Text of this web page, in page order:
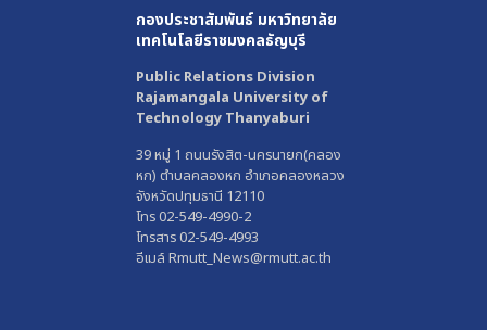
กองประชาสัมพันธ์ มหาวิทยาลัย
เทคโนโลยีราชมงคลธัญบุรี
Public Relations Division
Rajamangala University of
Technology Thanyaburi
39 หมู่ 1 ถนนรังสิต-นครนายก(คลอง
หก) ตำบลคลองหก อำเภอคลองหลวง
จังหวัดปทุมธานี 12110
โทร 02-549-4990-2
โทรสาร 02-549-4993
อีเมล์ Rmutt_News@rmutt.ac.th